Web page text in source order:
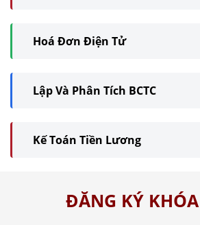
Hoá Đơn Điện Tử
Lập Và Phân Tích BCTC
Kế Toán Tiền Lương
ĐĂNG KÝ